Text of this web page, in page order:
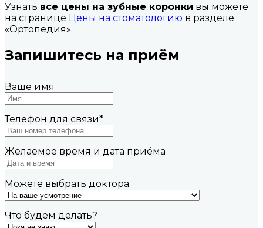
Узнать все цены на зубные коронки вы можете
на странице Цены на стоматологию в разделе
«Ортопедия».
Запишитесь на приём
Ваше имя
Телефон для связи*
Желаемое время и дата приёма
Можете выбрать доктора
Что будем делать?